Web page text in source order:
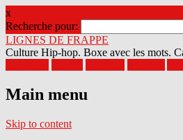
x
Recherche pour:
LIGNES DE FRAPPE
Culture Hip-hop. Boxe avec les mots.
Main menu
Skip to content